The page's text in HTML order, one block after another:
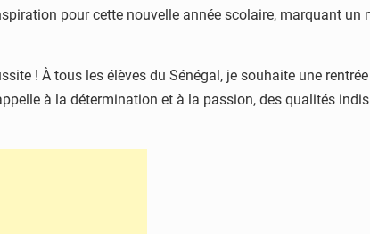
pour cette nouvelle année scolaire, marquant un
! À tous les élèves du Sénégal, je souhaite une
à la détermination et à la passion, des qualités